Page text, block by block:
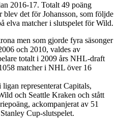
2016-17. Totalt 49 poäng
blev det för Johansson, som följde
elva matcher i slutspelet för Wild.
men som gjorde fyra säsonger
och 2010, valdes av
totalt i 2009 års NHL-draft
matcher i NHL över 16
representerat Capitals,
och Seattle Kraken och stått
ackompanjerat av 51
Cup-slutspelet.